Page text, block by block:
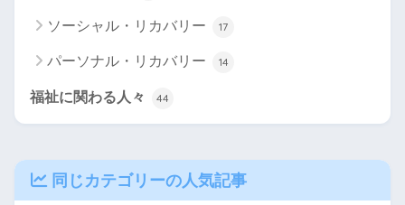
ソーシャル・リカバリー 17
パーソナル・リカバリー 14
福祉に関わる人々 44
同じカテゴリーの人気記事